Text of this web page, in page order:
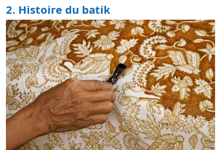
2. Histoire du batik